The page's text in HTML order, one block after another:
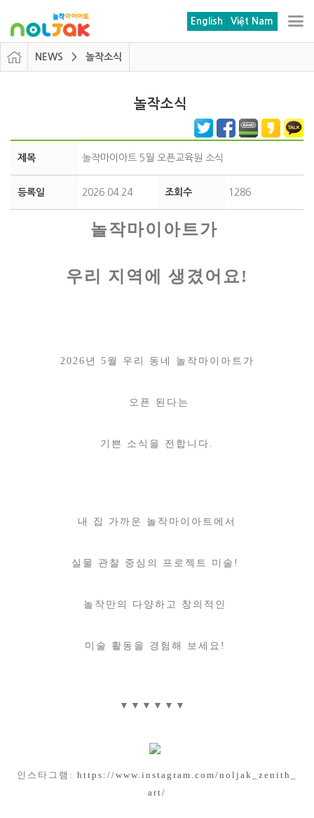
English Việt Nam
NEWS > 놀작소식
놀작소식
제목 놀작마이아트 5월 오픈교육원 소식
등록일 2026.04.24 조회수 1286
놀작마이아트가
우리 지역에 생겼어요!
2026년 5월 우리 동네 놀작마이아트가
오픈 된다는
기쁜 소식을 전합니다.
내 집 가까운 놀작마이아트에서
실물 관찰 중심의 프로젝트 미술!
놀작만의 다양하고 창의적인
미술 활동을 경험해 보세요!
▼▼▼▼▼▼
인스타그램: https://www.instagram.com/noljak_zenith_
art/